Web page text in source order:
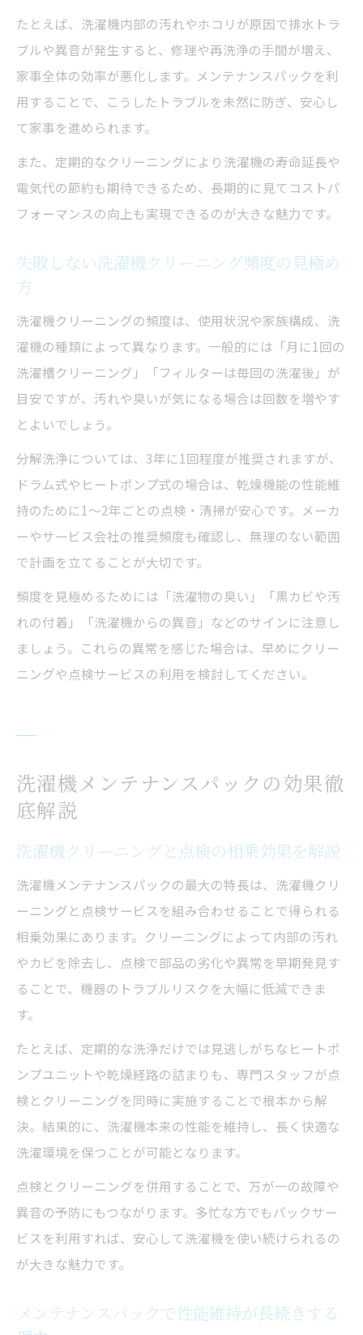
日常的な洗濯機クリーニングの簡単テクニ
ック
たとえば、洗濯機内部の汚れやホコリが原因で排水トラ
ブルや異音が発生すると、修理や再洗浄の手間が増え、
家事全体の効率が悪化します。メンテナンスパックを利
用することで、こうしたトラブルを未然に防ぎ、安心し
て家事を進められます。
また、定期的なクリーニングにより洗濯機の寿命延長や
電気代の節約も期待できるため、長期的に見てコストパ
フォーマンスの向上も実現できるのが大きな魅力です。
失敗しない洗濯機クリーニング頻度の見極め
方
洗濯機クリーニングの頻度は、使用状況や家族構成、洗
濯機の種類によって異なります。一般的には「月に1回の
洗濯槽クリーニング」「フィルターは毎回の洗濯後」が
目安ですが、汚れや臭いが気になる場合は回数を増やす
とよいでしょう。
分解洗浄については、3年に1回程度が推奨されますが、
ドラム式やヒートポンプ式の場合は、乾燥機能の性能維
持のために1～2年ごとの点検・清掃が安心です。メーカ
ーやサービス会社の推奨頻度も確認し、無理のない範囲
で計画を立てることが大切です。
頻度を見極めるためには「洗濯物の臭い」「黒カビや汚
れの付着」「洗濯機からの異音」などのサインに注意し
ましょう。これらの異常を感じた場合は、早めにクリー
ニングや点検サービスの利用を検討してください。
洗濯機メンテナンスパックの効果徹
底解説
洗濯機クリーニングと点検の相乗効果を解説
洗濯機メンテナンスパックの最大の特長は、洗濯機クリ
ーニングと点検サービスを組み合わせることで得られる
相乗効果にあります。クリーニングによって内部の汚れ
やカビを除去し、点検で部品の劣化や異常を早期発見す
ることで、機器のトラブルリスクを大幅に低減できま
す。
たとえば、定期的な洗浄だけでは見逃しがちなヒートポ
ンプユニットや乾燥経路の詰まりも、専門スタッフが点
検とクリーニングを同時に実施することで根本から解
決。結果的に、洗濯機本来の性能を維持し、長く快適な
洗濯環境を保つことが可能となります。
点検とクリーニングを併用することで、万が一の故障や
異音の予防にもつながります。多忙な方でもパックサー
ビスを利用すれば、安心して洗濯機を使い続けられるの
が大きな魅力です。
メンテナンスパックで性能維持が長続きする